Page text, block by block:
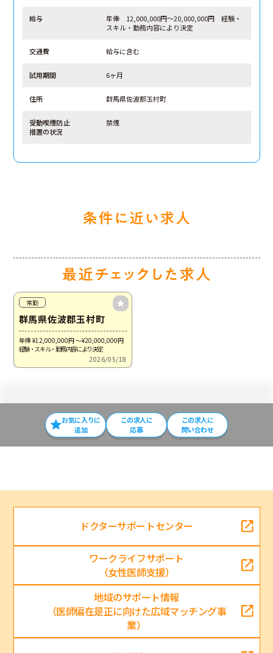
給与
年俸 12,000,000円～20,000,000円 経験・
スキル・勤務内容により決定
交通費 給与に含む
試用期間 6ヶ月
住所 群馬県佐波郡玉村町
受動喫煙防止
措置の状況
禁煙
常勤
群馬県佐波郡玉村町
年俸 ¥12,000,000円～¥20,000,000円
経験・スキル・勤務内容により決定
2026/05/18
お気に入りに
追加
この求⼈に
応募
この求人に
問い合わせ
ドクターサポートセンター
ワークライフサポート
（女性医師支援）
地域のサポート情報
（医師偏在是正に向けた広域マッチング事
業）